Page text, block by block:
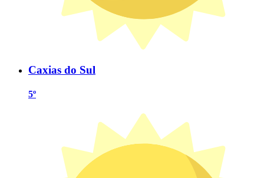
Caxias do Sul
5º